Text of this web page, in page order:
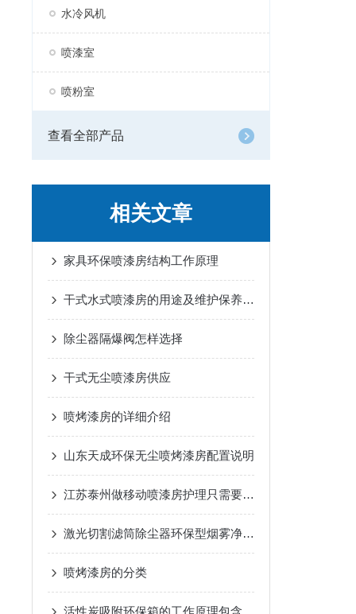
水冷风机
喷漆室
喷粉室
查看全部产品
相关文章
家具环保喷漆房结构工作原理
干式水式喷漆房的用途及维护保养要点
除尘器隔爆阀怎样选择
干式无尘喷漆房供应
喷烤漆房的详细介绍
山东天成环保无尘喷烤漆房配置说明
江苏泰州做移动喷漆房护理只需要三点
激光切割滤筒除尘器环保型烟雾净化器中央除尘设备
喷烤漆房的分类